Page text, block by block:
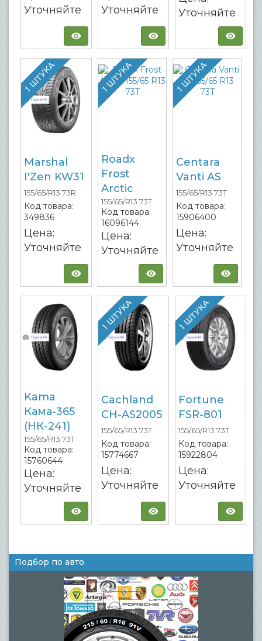
Уточняйте
Уточняйте
Уточняйте
1 ШТУКА
Marshal
I'Zen KW31
155/65/R13 73R
Код товара:
349836
Цена:
Уточняйте
1 ШТУКА
Roadx
Frost
Arctic
155/65/R13 73T
Код товара:
16096144
Цена:
Уточняйте
1 ШТУКА
Centara
Vanti AS
155/65/R13 73T
Код товара:
15906400
Цена:
Уточняйте
Kama
Кама-365
(НК-241)
155/65/R13 73T
Код товара:
15760644
Цена:
Уточняйте
1 ШТУКА
Cachland
CH-AS2005
155/65/R13 73T
Код товара:
15774667
Цена:
Уточняйте
1 ШТУКА
Fortune
FSR-801
155/65/R13 73T
Код товара:
15922804
Цена:
Уточняйте
Подбор по авто